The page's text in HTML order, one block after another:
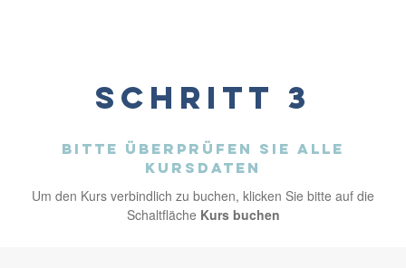
Schritt 3
Bitte überprüfen Sie alle
Kursdaten
Um den Kurs verbindlich zu buchen, klicken Sie bitte auf die
Schaltfläche Kurs buchen